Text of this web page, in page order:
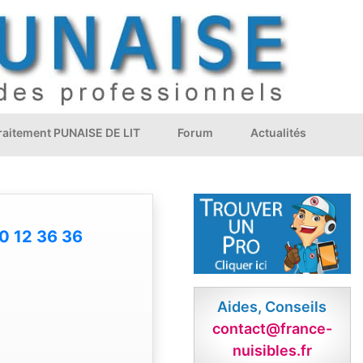
PUNAISE DE LIT Forum Actualités
12 36 36
Aides, Conseils
contact@france-
nuisibles.fr